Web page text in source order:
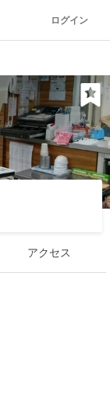
ログイン
アクセス